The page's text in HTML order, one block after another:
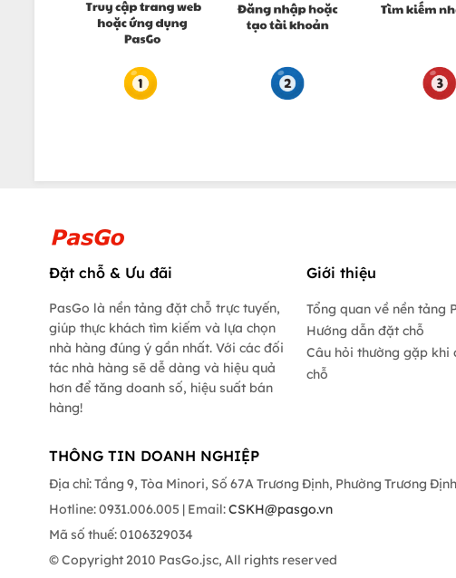
Đặt chỗ & Ưu đãi
PasGo là nền tảng đặt chỗ trực tuyến,
giúp thực khách tìm kiếm và lựa chọn
nhà hàng đúng ý gần nhất. Với các đối
tác nhà hàng sẽ dễ dàng và hiệu quả
hơn để tăng doanh số, hiệu suất bán
hàng!
Giới thiệu
Tổng quan về nền tảng
Hướng dẫn đặt chỗ
Câu hỏi thường gặp khi
chỗ
THÔNG TIN DOANH NGHIỆP
Địa chỉ: Tầng 9, Tòa Minori, Số 67A Trương Định, Phường Trương
Hotline: 0931.006.005 | Email:CSKH@pasgo.vn
Mã số thuế: 0106329034
© Copyright 2010 PasGo.jsc, All rights reserved